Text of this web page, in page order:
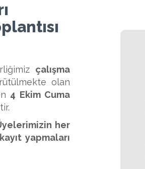
çalışma
olan
4 Ekim Cuma
her
yapmaları